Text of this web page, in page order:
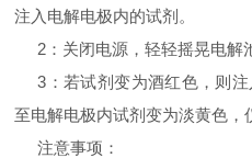
注入电解电极内的试剂。
2 ：关闭电源，轻轻摇晃电解
3 ：若试剂变为酒红色，则注
至电解电极内试剂变为淡黄色，
注意事项：